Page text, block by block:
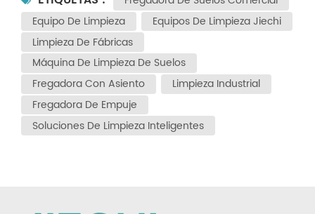
residen en el tamaño de la instalación y las
exigencias de limpieza: un precio más alto nunca
significa un mejor rendimiento, y la compatibilidad
perfecta es la máxima prioridad. Fregadora de
empuje La mejor opción para espacios pequeños ✨
Escenarios de aplicación: Áreas pequeñas y
medianas de hasta 5.000 metros cuadrados,
incluyendo tiendas de conveniencia, pequeños
Equipo De Limpieza
Equipos De Limpieza Jiechi
Limpieza De Fábricas
Máquina De Limpieza De Suelos
Fregadora Con Asiento
Limpieza Industrial
Fregadora De Empuje
Soluciones De Limpieza Inteligentes